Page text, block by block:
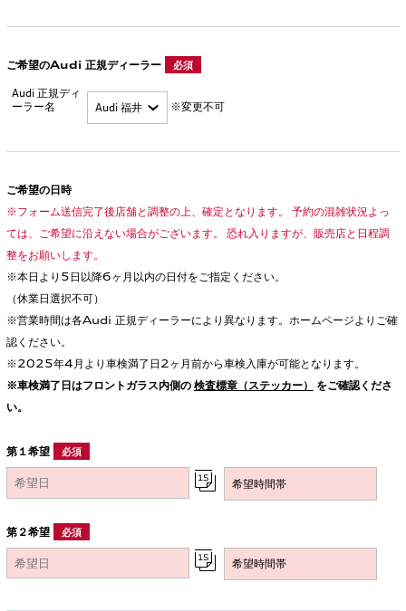
ご希望のAudi 正規ディーラー 必須
Audi 正規ディ
ーラー名
※変更不可
ご希望の日時
※フォーム送信完了後店舗と調整の上、確定となります。 予約の混雑状況よっ
ては、ご希望に沿えない場合がございます。 恐れ入りますが、販売店と日程調
整をお願いします。
※本日より5日以降6ヶ月以内の日付をご指定ください。
（休業日選択不可）
※営業時間は各Audi 正規ディーラーにより異なります。ホームページよりご確
認ください。
※2025年4月より車検満了日2ヶ月前から車検入庫が可能となります。
※車検満了日はフロントガラス内側の 検査標章（ステッカー）
をご確認くださ
い。
第１希望 必須
第２希望 必須